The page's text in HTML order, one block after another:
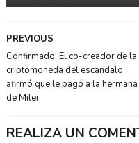
PREVIOUS
Confirmado: El co-creador de la
criptomoneda del escandalo
afirmó que le pagó a la hermana
de Milei
REALIZA UN